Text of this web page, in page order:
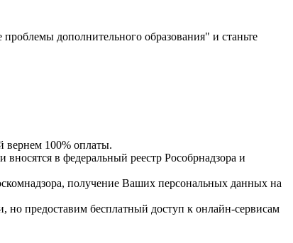
дополнительного образования" и станьте
вернем 100% оплаты.
в федеральный реестр Рособрнадзора и
получение Ваших персональных данных на
предоставим бесплатный доступ к онлайн-сервисам